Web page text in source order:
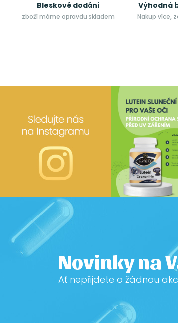
Bleskové dodání
zboží máme opravdu skladem
Výhodná
Nakup více,
Novinky na
Ať nepřijdete o žádnou